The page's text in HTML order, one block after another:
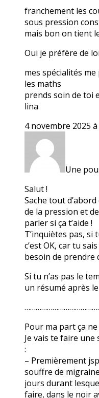
franchement les
sous pression
mais bon on tient
Oui je préfère de
mes spécialités
les maths
prends soin de toi
lina
4 novembre 2025
Une
Salut !
Sache tout
de la pression et
parler si ça t’aide !
T’inquiètes pas, si
c’est OK, car tu
besoin de prendre
Si tu n’as pas le
un résumé après
Pour ma part ça
Je vais te faire une
:
– Premièrement
souffre de
jours durant
faire, dans le noir